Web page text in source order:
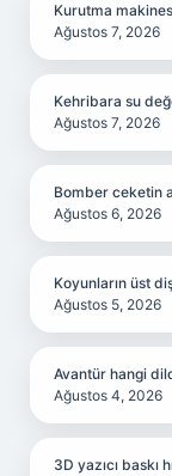
Kurutma
Ağustos 7, 2026
Kehribara su
Ağustos 7, 2026
Bomber ceketin
Ağustos 6, 2026
Koyunların üst
Ağustos 5, 2026
Avantür hangi
Ağustos 4, 2026
3D yazıcı baskı